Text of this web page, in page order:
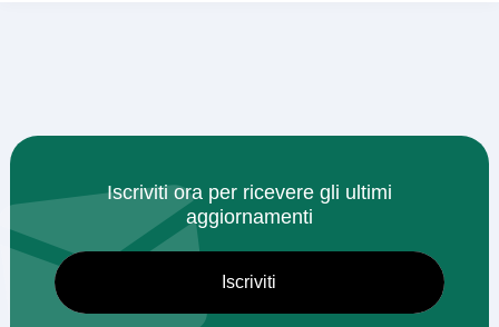
Iscriviti ora per ricevere gli ultimi
aggiornamenti